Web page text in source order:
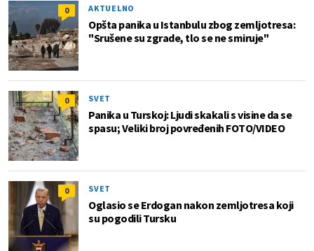
0 AKTUELNO
Opšta panika u Istanbulu zbog zemljotresa:
"Srušene su zgrade, tlo se ne smiruje"
0 SVET
Panika u Turskoj: Ljudi skakali s visine da se
spasu; Veliki broj povređenih FOTO/VIDEO
0 SVET
Oglasio se Erdogan nakon zemljotresa koji
su pogodili Tursku